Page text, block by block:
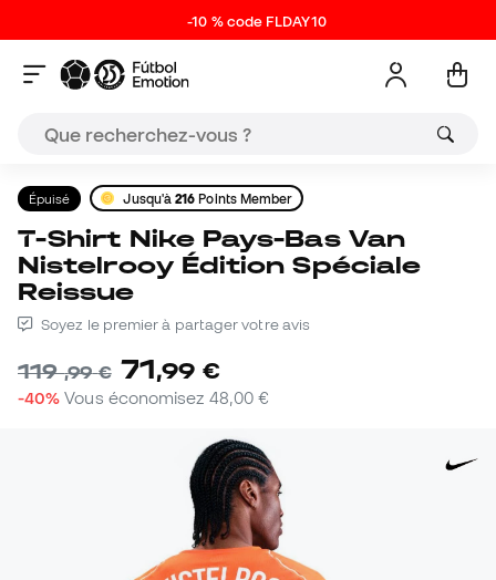
-10 % code FLDAY10
Épuisé Jusqu'à216 Points Member
T-Shirt Nike Pays-Bas Van
Nistelrooy Édition Spéciale
Reissue
Soyez le premier à partager votre avis
119,99 € 71,99 €
-40% Vous économisez 48,00 €